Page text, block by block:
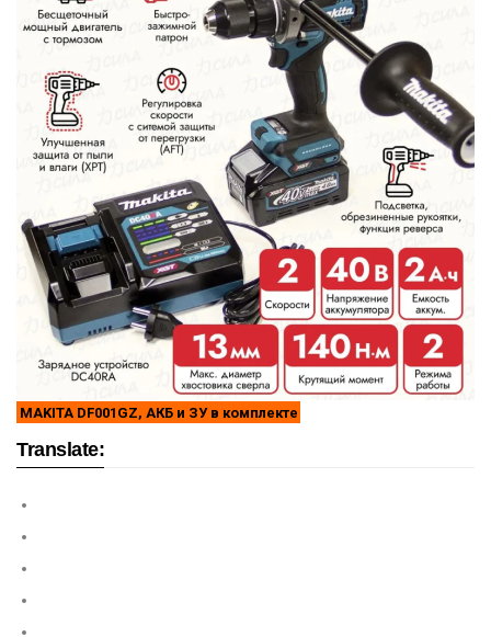
MAKITA DF001GZ, АКБ и ЗУ в комплекте
Translate: